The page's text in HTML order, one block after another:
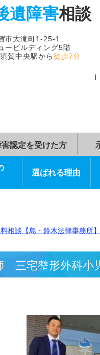
・後遺障害
0008
県横須賀市大滝町1-25-1
ベイビュービルディング
行線 横須賀中央駅から
弁護士の
選ば
による無料相談【島・鈴木
力医師 三宅整